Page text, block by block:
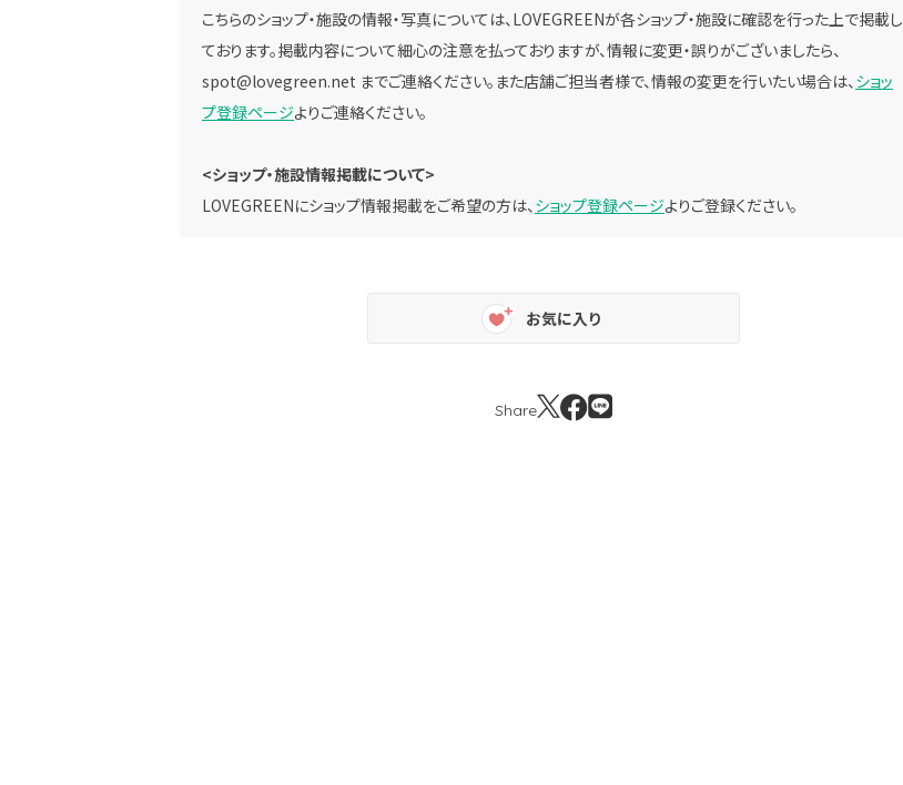
こちらのショップ・施設の情報・写真については、LOVEGREENが各ショップ・施設に確認を行った上で掲載し
ております。掲載内容について細心の注意を払っておりますが、情報に変更・誤りがございましたら、
spot@lovegreen.net までご連絡ください。また店舗ご担当者様で、情報の変更を行いたい場合は、ショッ
プ登録ページよりご連絡ください。
<ショップ・施設情報掲載について>
LOVEGREENにショップ情報掲載をご希望の方は、ショップ登録ページよりご登録ください。
お気に入り
Share